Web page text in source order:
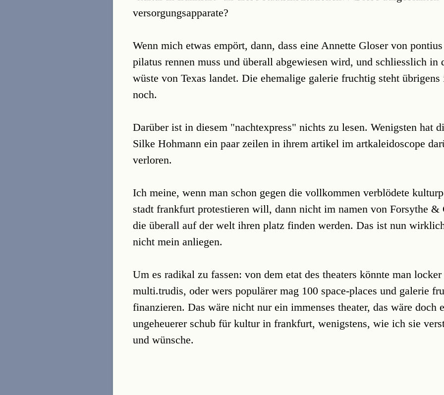
versorgungsapparate?
Wenn mich etwas empört, dann, dass eine Annette Gloser von
pilatus rennen muss und überall abgewiesen wird, und schliesslich in
wüste von Texas landet. Die ehemalige galerie fruchtig steht übrigens
noch.
Darüber ist in diesem "nachtexpress" nichts zu lesen. Wenigsten hat
Silke Hohmann ein paar zeilen in ihrem artikel im artkaleidoscope
verloren.
Ich meine, wenn man schon gegen die vollkommen verblödete
stadt frankfurt protestieren will, dann nicht im namen von Forsythe &
die überall auf der welt ihren platz finden werden. Das ist nun
nicht mein anliegen.
Um es radikal zu fassen: von dem etat des theaters könnte man
multi.trudis, oder wers populärer mag 100 space-places und galerie
finanzieren. Das wäre nicht nur ein immenses theater, das wäre doch
ungeheuerer schub für kultur in frankfurt, wenigstens, wie ich sie
und wünsche.